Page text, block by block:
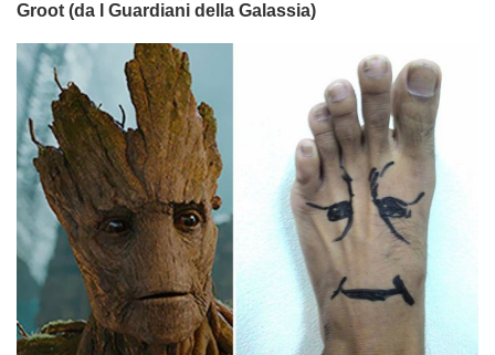
Groot (da I Guardiani della Galassia)